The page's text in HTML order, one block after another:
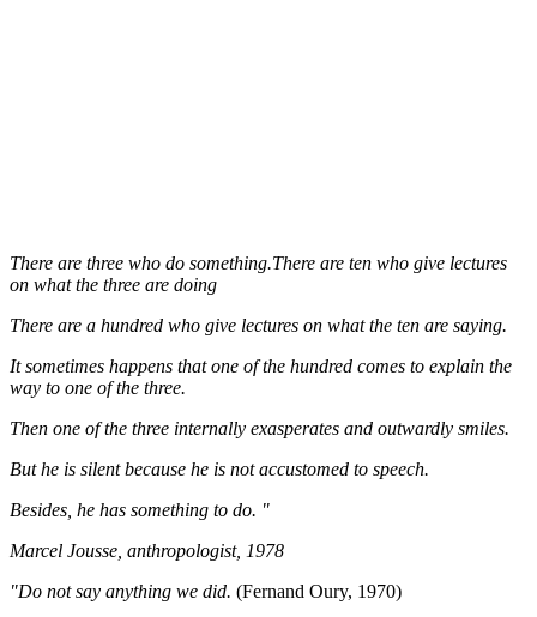
There are three who do something.There are ten who give lectures
on what the three are doing
There are a hundred who give lectures on what the ten are saying.
It sometimes happens that one of the hundred comes to explain the
way to one of the three.
Then one of the three internally exasperates and outwardly smiles.
But he is silent because he is not accustomed to speech.
Besides, he has something to do. "
Marcel Jousse, anthropologist, 1978
"Do not say anything we did. (Fernand Oury, 1970)